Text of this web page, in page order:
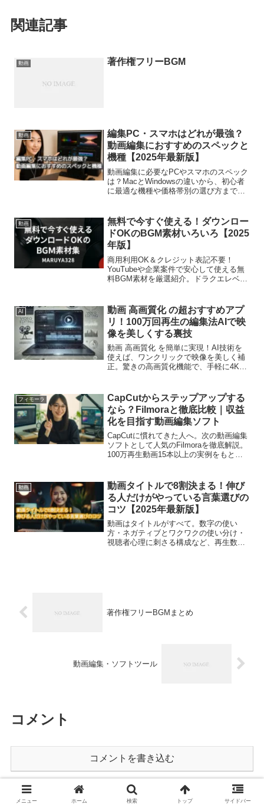
関連記事
動画 著作権フリーBGM
動画
編集PC・スマホはどれが最強？
動画編集におすすめのスペックと
機種【2025年最新版】
動画編集に必要なPCやスマホのスペック
は？MacとWindowsの違いから、初心者
に最適な機種や価格帯別の選び方までを
動画
無料で今すぐ使える！ダウンロー
ドOKのBGM素材いろいろ【2025
年版】
商用利用OK＆クレジット表記不要！
YouTubeや企業案件で安心して使える無
料BGM素材を厳選紹介。ドラクエレベル
AI
動画 高画質化 の超おすすめアプ
リ！100万回再生の編集法AIで映
像を美しくする裏技
動画 高画質化 を簡単に実現！AI技術を
使えば、ワンクリックで映像を美しく補
正。驚きの高画質化機能で、手軽に4Kア
フィモーラ
CapCutからステップアップする
なら？Filmoraと徹底比較｜収益
化を目指す動画編集ソフト
CapCutに慣れてきた人へ。次の動画編集
ソフトとして人気のFilmoraを徹底解説。
100万再生動画15本以上の実例をもと
紹介します。
動画
動画タイトルで8割決まる！伸び
る人だけがやっている言葉選びの
コツ【2025年最新版】
動画はタイトルがすべて。数字の使い
方・ネガティブとワクワクの使い分け・
視聴者心理に刺さる構成など、再生数を
著作権フリーBGMまとめ
動画編集・ソフトツール
コメント
コメントを書き込む
ホーム 動画
メニュー ホーム 検索 トップ サイドバー